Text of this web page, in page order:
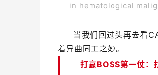
in hematological
当我们回过头再去看
着异曲同工之妙。
打赢BOSS第一仗：